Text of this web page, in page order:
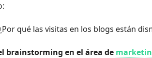
qué las visitas en los blogs están
brainstorming en el área de